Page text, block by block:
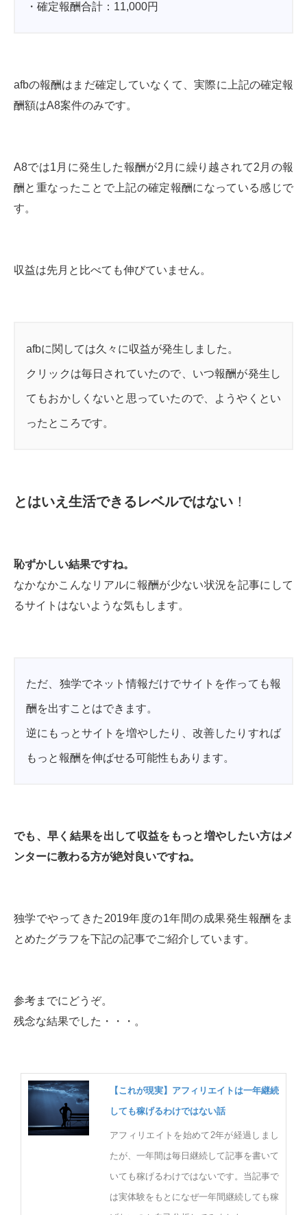
・確定報酬合計：11,000円
afbの報酬はまだ確定していなくて、実際に上記の確定報
酬額はA8案件のみです。
A8では1月に発生した報酬が2月に繰り越されて2月の報
酬と重なったことで上記の確定報酬になっている感じで
す。
収益は先月と比べても伸びていません。
afbに関しては久々に収益が発生しました。
クリックは毎日されていたので、いつ報酬が発生し
てもおかしくないと思っていたので、ようやくとい
ったところです。
とはいえ生活できるレベルではない ！
恥ずかしい結果ですね。
なかなかこんなリアルに報酬が少ない状況を記事にして
るサイトはないような気もします。
ただ、独学でネット情報だけでサイトを作っても報
酬を出すことはできます。
逆にもっとサイトを増やしたり、改善したりすれば
もっと報酬を伸ばせる可能性もあります。
でも、早く結果を出して収益をもっと増やしたい方はメ
ンターに教わる方が絶対良いですね。
独学でやってきた2019年度の1年間の成果発生報酬をま
とめたグラフを下記の記事でご紹介しています。
参考までにどうぞ。
残念な結果でした・・・。
【これが現実】アフィリエイトは一年継続
しても稼げるわけではない話
アフィリエイトを始めて2年が経過しまし
たが、一年間は毎日継続して記事を書いて
いても稼げるわけではないです。当記事で
は実体験をもとになぜ一年間継続しても稼